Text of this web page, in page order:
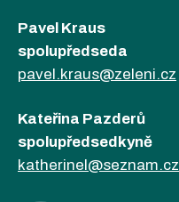
Pavel Kraus
spolupředseda
pavel.kraus@zeleni.cz
Kateřina Pazderů
spolupředsedkyně
katherinel@seznam.cz